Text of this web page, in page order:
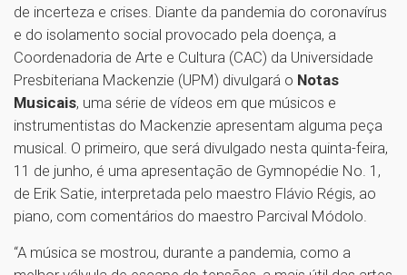
de incerteza e crises. Diante da pandemia do coronavírus
e do isolamento social provocado pela doença, a
Coordenadoria de Arte e Cultura (CAC) da Universidade
Presbiteriana Mackenzie (UPM) divulgará o Notas
Musicais, uma série de vídeos em que músicos e
instrumentistas do Mackenzie apresentam alguma peça
musical. O primeiro, que será divulgado nesta quinta-feira,
11 de junho, é uma apresentação de Gymnopédie No. 1,
de Erik Satie, interpretada pelo maestro Flávio Régis, ao
piano, com comentários do maestro Parcival Módolo.
“A música se mostrou, durante a pandemia, como a